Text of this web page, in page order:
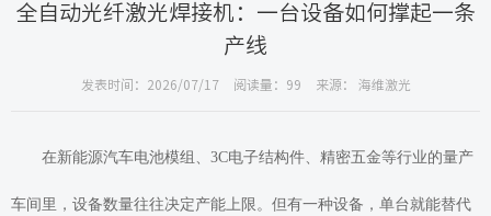
全自动光纤激光焊接机：一台设备如何撑起一条
产线
发表时间：2026/07/17 阅读量：99 来源： 海维激光
在新能源汽车电池模组、3C电子结构件、精密五金等行业的量产
车间里，设备数量往往决定产能上限。但有一种设备，单台就能替代